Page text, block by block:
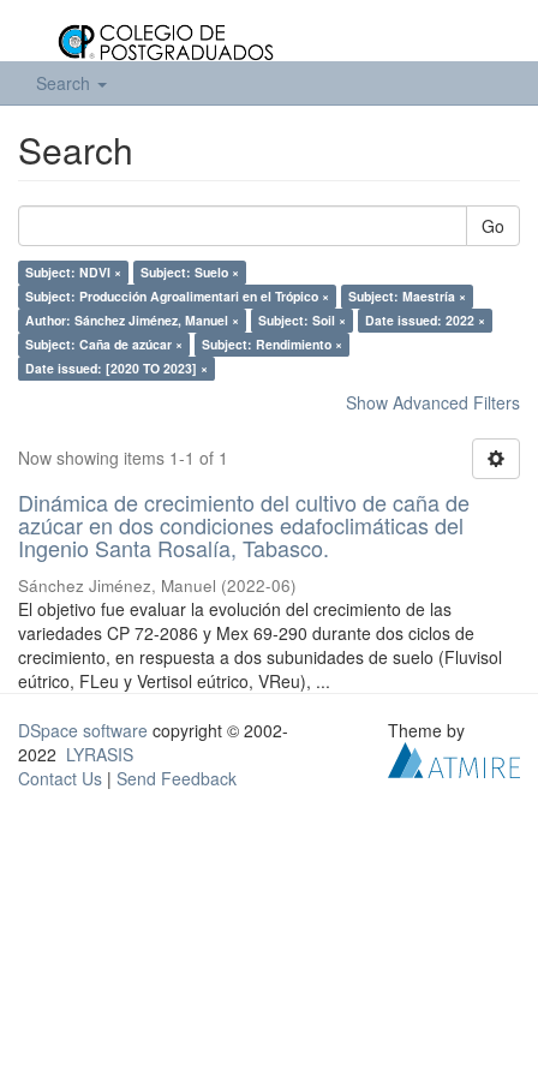
Search
Search
Go
Subject: NDVI ×
Subject: Suelo ×
Subject: Producción Agroalimentari en el Trópico ×
Subject: Maestría ×
Author: Sánchez Jiménez, Manuel ×
Subject: Soil ×
Date issued: 2022 ×
Subject: Caña de azúcar ×
Subject: Rendimiento ×
Date issued: [2020 TO 2023] ×
Show Advanced Filters
Now showing items 1-1 of 1
Dinámica de crecimiento del cultivo de caña de
azúcar en dos condiciones edafoclimáticas del
Ingenio Santa Rosalía, Tabasco.
Sánchez Jiménez, Manuel (2022-06)
El objetivo fue evaluar la evolución del crecimiento de las
variedades CP 72-2086 y Mex 69-290 durante dos ciclos de
crecimiento, en respuesta a dos subunidades de suelo (Fluvisol
eútrico, FLeu y Vertisol eútrico, VReu), ...
DSpace software copyright © 2002-
2022 LYRASIS
Contact Us | Send Feedback
Theme by